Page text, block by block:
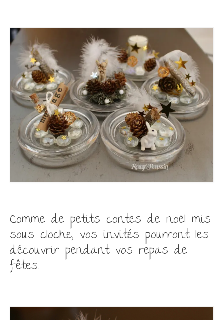
Comme de petits contes de noël mis
sous cloche, vos invités pourront les
découvrir pendant vos repas de
fêtes.